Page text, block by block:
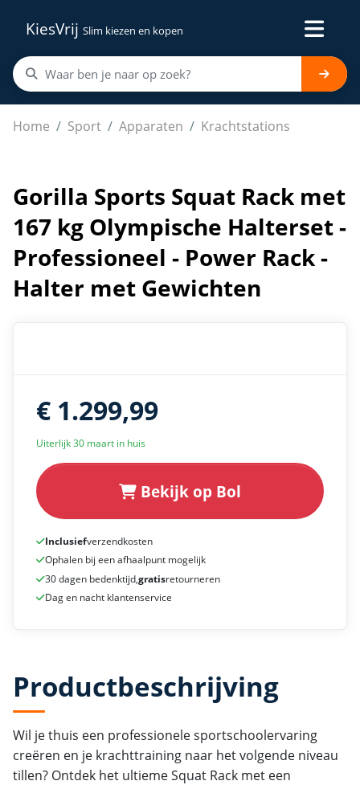
KiesVrij Slim kiezen en kopen
Home Sport Apparaten Krachtstations
Gorilla Sports Squat Rack met 167 kg Olympische
Gorilla Sports Squat Rack met
167 kg Olympische Halterset -
Professioneel - Power Rack -
Halter met Gewichten
€ 1.299,99
Uiterlijk 30 maart in huis
Bekijk op Bol
Inclusiefverzendkosten
Ophalen bij een afhaalpunt mogelijk
30 dagen bedenktijd,gratisretourneren
Dag en nacht klantenservice
Productbeschrijving
Wil je thuis een professionele sportschoolervaring
creëren en je krachttraining naar het volgende niveau
tillen? Ontdek het ultieme Squat Rack met een